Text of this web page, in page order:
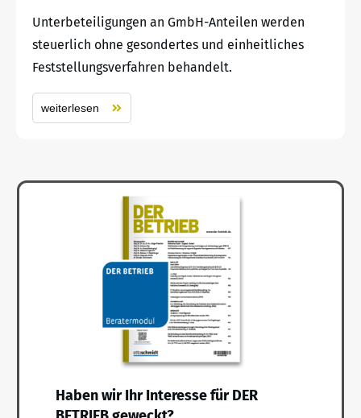
Unterbeteiligungen an GmbH-Anteilen werden
steuerlich ohne gesondertes und einheitliches
Feststellungsverfahren behandelt.
weiterlesen
Haben wir Ihr Interesse für DER